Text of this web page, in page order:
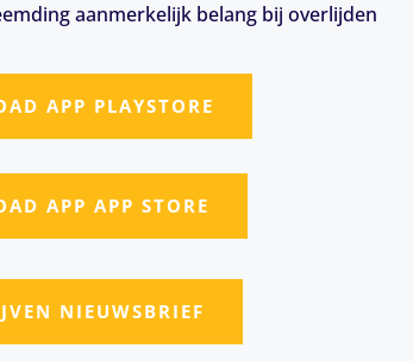
aanmerkelijk belang bij overlijden
APP PLAYSTORE
APP APP STORE
NIEUWSBRIEF